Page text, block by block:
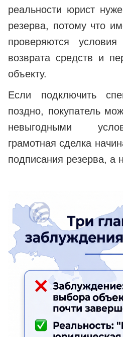
реальности юрист
резерва, потому что
проверяются
возврата средств и
объекту.
Если подключить
поздно, покупатель
невыгодными
грамотная сделка
подписания резерва, а